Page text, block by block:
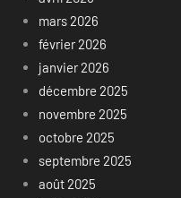
mars 2026
février 2026
janvier 2026
décembre 2025
novembre 2025
octobre 2025
septembre 2025
août 2025